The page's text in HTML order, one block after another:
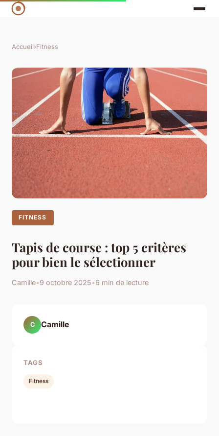
Accueil›Fitness
FITNESS
Tapis de course : top 5 critères
pour bien le sélectionner
Camille•9 octobre 2025•6 min de lecture
C Camille
TAGS
Fitness